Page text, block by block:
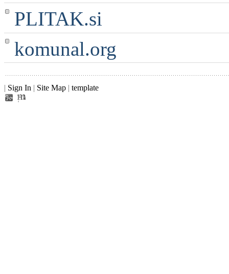
PLITAK.si
komunal.org
| Sign In | Site Map | template